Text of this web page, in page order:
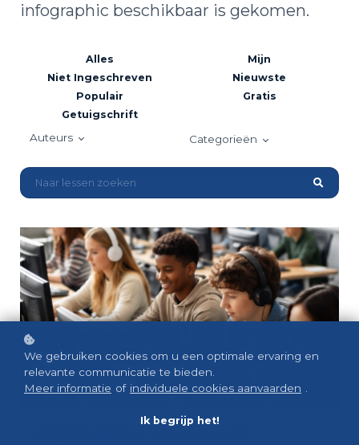
infographic beschikbaar is gekomen.
Alles
Mijn
Niet Ingeschreven
Nieuwste
Populair
Gratis
Getuigschrift
Auteurs Categorieën
AI gebruiken in het onderwijs
We gebruiken cookies om u een optimale ervaring en
relevante communicatie te bieden.
Meer informatie of individuele cookies aanvaarden
Ik begrijp het!